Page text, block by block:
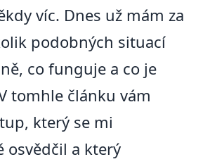
víc. Dnes už mám za
podobných situací
co funguje a co je
tomhle článku vám
který se mi
osvědčil a který